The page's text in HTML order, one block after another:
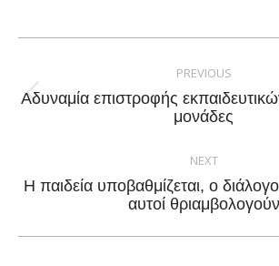
Facebook
X
navigation
PREVIOUS
Previous
post:
Αδυναμία επιστροφής
μονάδες
NEXT
Next
post:
Η παιδεία υποβαθμίζεται, ο
αυτοί θριαμβολογούν